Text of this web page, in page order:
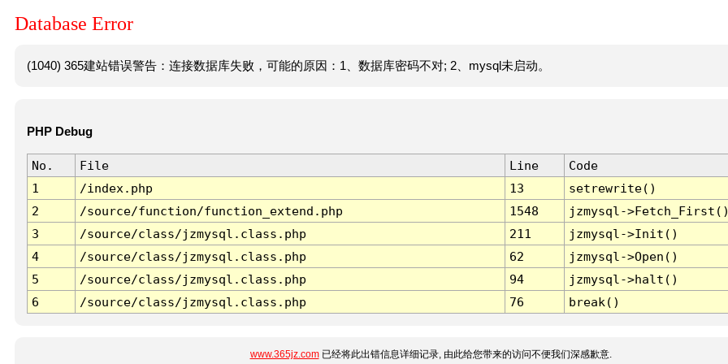
Database Error
(1040) 365建站错误警告：连接数据库失败，可能的原因：1、数据库密码不对; 2、mysql未启动。
PHP Debug
No. File Line
Code
1
/index.php 13
setrewrite()
2
/source/function/function_extend.php 1548
jzmysql-
3
/source/class/jzmysql.class.php 211
jzmysql->Init()
4
/source/class/jzmysql.class.php 62
jzmysql->Open()
5
/source/class/jzmysql.class.php 94
jzmysql->halt()
6
/source/class/jzmysql.class.php 76 break()
www.365jz.com已经将此出错信息详细记录, 由此给您带来的访问不便我们深感歉意.